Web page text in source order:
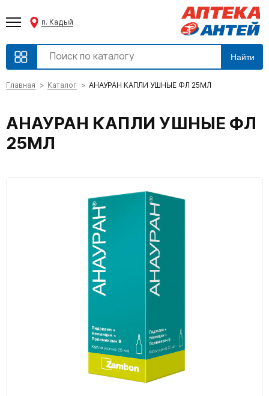
п. Кадый
Найти
Главная Каталог АНАУРАН КАПЛИ УШНЫЕ ФЛ 25МЛ
АНАУРАН КАПЛИ УШНЫЕ ФЛ
25МЛ